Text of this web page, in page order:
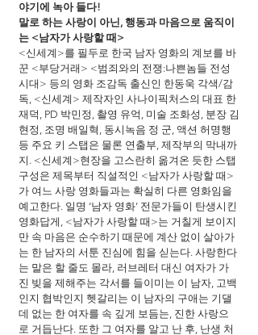
야기에 녹아 들다!
말로 하는 사랑이 아닌, 행동과 마음으로 움직이
는 <남자가 사랑할 때>
<신세계>를 필두로 한국 남자 영화의 계보를 바
꾼 <부당거래> <범죄와의 전쟁:나쁜놈들 전성
시대> 등의 영화 조감독 출신인 한동욱 각색/감
독, <신세계> 제작자인 사나이픽처스의 대표 한
재덕, PD 박민정, 촬영 유억, 미술 조화성, 분장 김
현정, 조명 배일혁, 동시녹음 정 군, 액션 허명행
등 주요 키 스탭은 물론 연출부, 제작부의 막내까
지. <신세계>현장을 고스란히 옮겨온 듯한 스탭
구성은 제목부터 직설적인 <남자가 사랑할 때>
가 여느 사랑 영화들과는 확실히 다른 영화임을
예고한다. 일명 ‘남자 영화’ 전문가들이 탄생시킨
영화답게, <남자가 사랑할 때>는 거칠게 보이지
만 속 마음은 순수하기 때문에 계산 없이 살아가
는 한 남자의 서툰 진심에 힘을 싣는다. 사랑한다
는 말은 할 줄도 몰라, 러브레터 대신 여자가 가
진 빚을 제해주는 각서를 들이미는 이 남자, 고백
인지 협박인지 헷갈리는 이 남자의 구애는 기댈
데 없는 한 여자를 속 깊게 보듬는, 진한 사랑으
로 거듭난다. 또한 그 여자를 알고 난 후, 난생 처